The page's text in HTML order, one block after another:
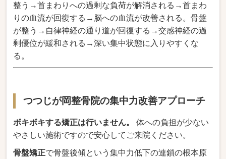
整う→首まわりへの過剰な負荷が解消される→首まわ
りの血流が回復する→脳への血流が改善される。骨盤
が整う→自律神経の通り道が回復する→交感神経の過
剰優位が緩和される→深い集中状態に入りやすくな
る。
つつじが岡整骨院の集中力改善アプローチ
ボキボキする矯正は行いません。
体への負担が少ない
やさしい施術ですので安心してご来院ください。
骨盤矯正で骨盤後傾という集中力低下の連鎖の根本原